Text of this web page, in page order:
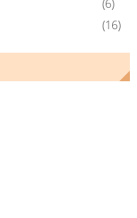
(6)
(16)